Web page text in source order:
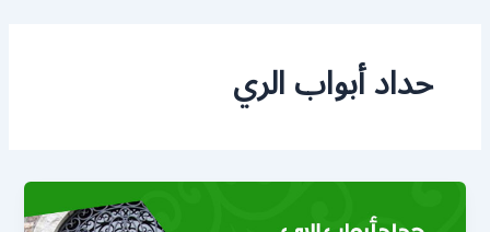
حداد أبواب الري